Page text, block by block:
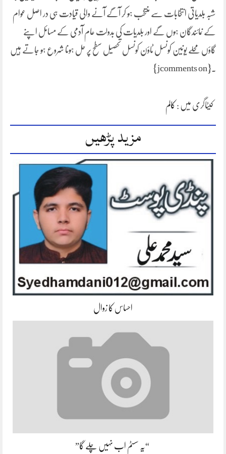
شبہ بلدیاتی انتخابات سے منتخب ہو کر آگے آنے والی قیادت ہی در اصل عوام
کے نمائندگان ہوں گے اور بلدیات کی بدولت عام آدمی کے مسائل اپنے
گاؤں محلے یونین کونسل ٹاؤن کونسل تحصیل سطح پر حل ہونا شروع ہو جاتے ہیں
۔{jcomments on}
کیٹاگری میں : کالم
مزید پڑھیں
احساس کا زوال
“یہ سسٹم اب نہیں چلے گا”